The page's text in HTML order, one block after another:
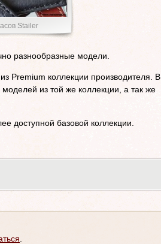
Stailer
разнообразные модели.
Premium коллекции производителя. В
из той же коллекции, а так же
доступной базовой коллекции.